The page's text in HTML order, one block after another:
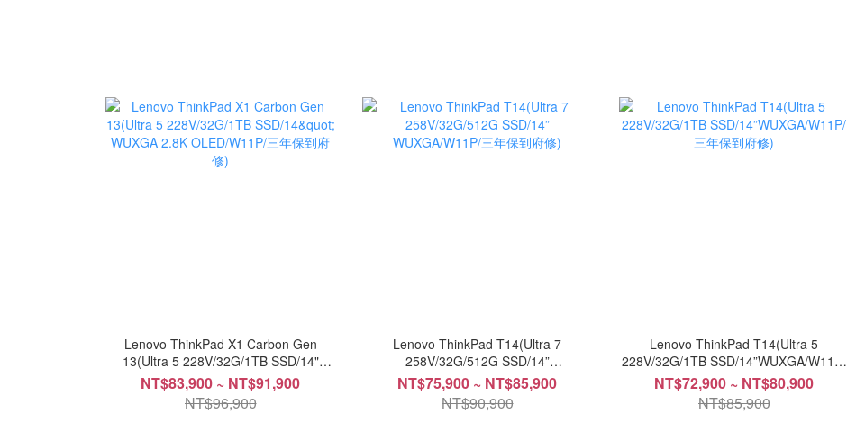
Lenovo ThinkPad X1 Carbon Gen
13(Ultra 5 228V/32G/1TB SSD/14"
WUXGA 2.8K OLED/W11P/三年保到府
修)
NT$83,900 ~ NT$91,900
NT$96,900
Lenovo ThinkPad T14(Ultra 7
258V/32G/512G SSD/14”
WUXGA/W11P/三年保到府修)
NT$75,900 ~ NT$85,900
NT$90,900
Lenovo ThinkPad T14(Ultra 5
228V/32G/1TB SSD/14”WUXGA/W11P/
三年保到府修)
NT$72,900 ~ NT$80,900
NT$85,900